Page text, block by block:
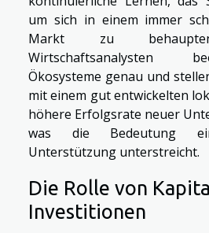
um sich in einem immer
Markt zu
Wirtschaftsanalysten
Ökosysteme genau und
mit einem gut entwickelten
höhere Erfolgsrate neuer
was die Bedeutung
Unterstützung unterstreicht.
Die Rolle von
Investitionen